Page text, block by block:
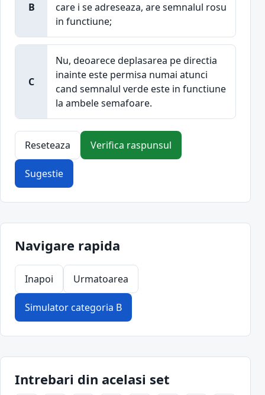
B
care i se adreseaza, are semnalul rosu
in functiune;
C
Nu, deoarece deplasarea pe directia
inainte este permisa numai atunci
cand semnalul verde este in functiune
la ambele semafoare.
Reseteaza Verifica raspunsul
Sugestie
Navigare rapida
Inapoi Urmatoarea
Simulator categoria B
Intrebari din acelasi set